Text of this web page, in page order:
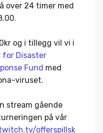
over 24 timer med
og i tillegg vil vi i
for Disaster
Fund med
viruset.
stream gående
på vår
offerspillsk